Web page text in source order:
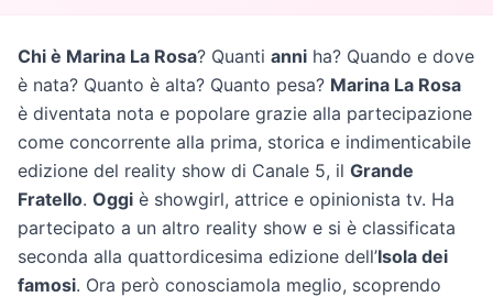
Chi è Marina La Rosa? Quanti anni ha? Quando e dove
è nata? Quanto è alta? Quanto pesa? Marina La Rosa
è diventata nota e popolare grazie alla partecipazione
come concorrente alla prima, storica e indimenticabile
edizione del reality show di Canale 5, il Grande
Fratello. Oggi è showgirl, attrice e opinionista tv. Ha
partecipato a un altro reality show e si è classificata
seconda alla quattordicesima edizione dell’Isola dei
famosi. Ora però conosciamola meglio, scoprendo